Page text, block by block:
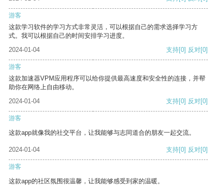
游客
这款学习软件的学习方式非常灵活，可以根据自己的需求选择学习方
式。我可以根据自己的时间安排学习进度。
2024-01-04
支持[0] 反对[0]
游客
这款加速器VPM应用程序可以给你提供最高速度和安全性的连接，并帮
助你在网络上自由移动。
2024-01-04
支持[0] 反对[0]
游客
这款app就像我的社交平台，让我能够与志同道合的朋友一起交流。
2024-01-04 支持[0] 反对[0]
游客
这款app的社区氛围很温馨，让我能够感受到家的温暖。